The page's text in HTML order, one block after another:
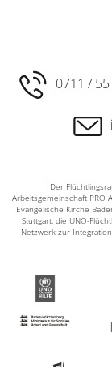
0711 /
Der
Arbeitsgemeinschaft PRO
Evangelische Kirche
Stuttgart, die UNO-
Netzwerk zur